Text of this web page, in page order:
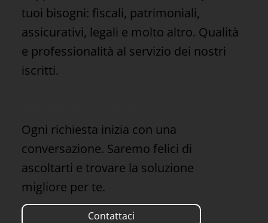
tuoi bisogni: fiscali, patrimoniali,
assicurativi, legali e molto altro. Qualità
e professionalità al servizio dei nostri
iscritti.
Ogni richiesta inizia con una
conversazione. Saremo felici di
ascoltarti e trovare la soluzione
migliore per te.
Contattaci